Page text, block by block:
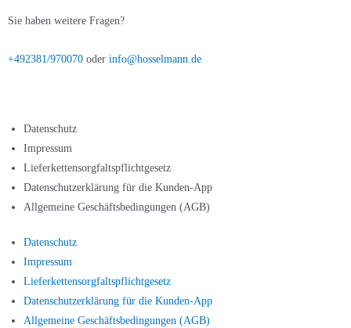
Sie haben weitere Fragen?
+492381/970070 oder info@hosselmann.de
Datenschutz
Impressum
Lieferkettensorgfaltspflichtgesetz
Datenschutzerklärung für die Kunden-App
Allgemeine Geschäftsbedingungen (AGB)
Datenschutz
Impressum
Lieferkettensorgfaltspflichtgesetz
Datenschutzerklärung für die Kunden-App
Allgemeine Geschäftsbedingungen (AGB)